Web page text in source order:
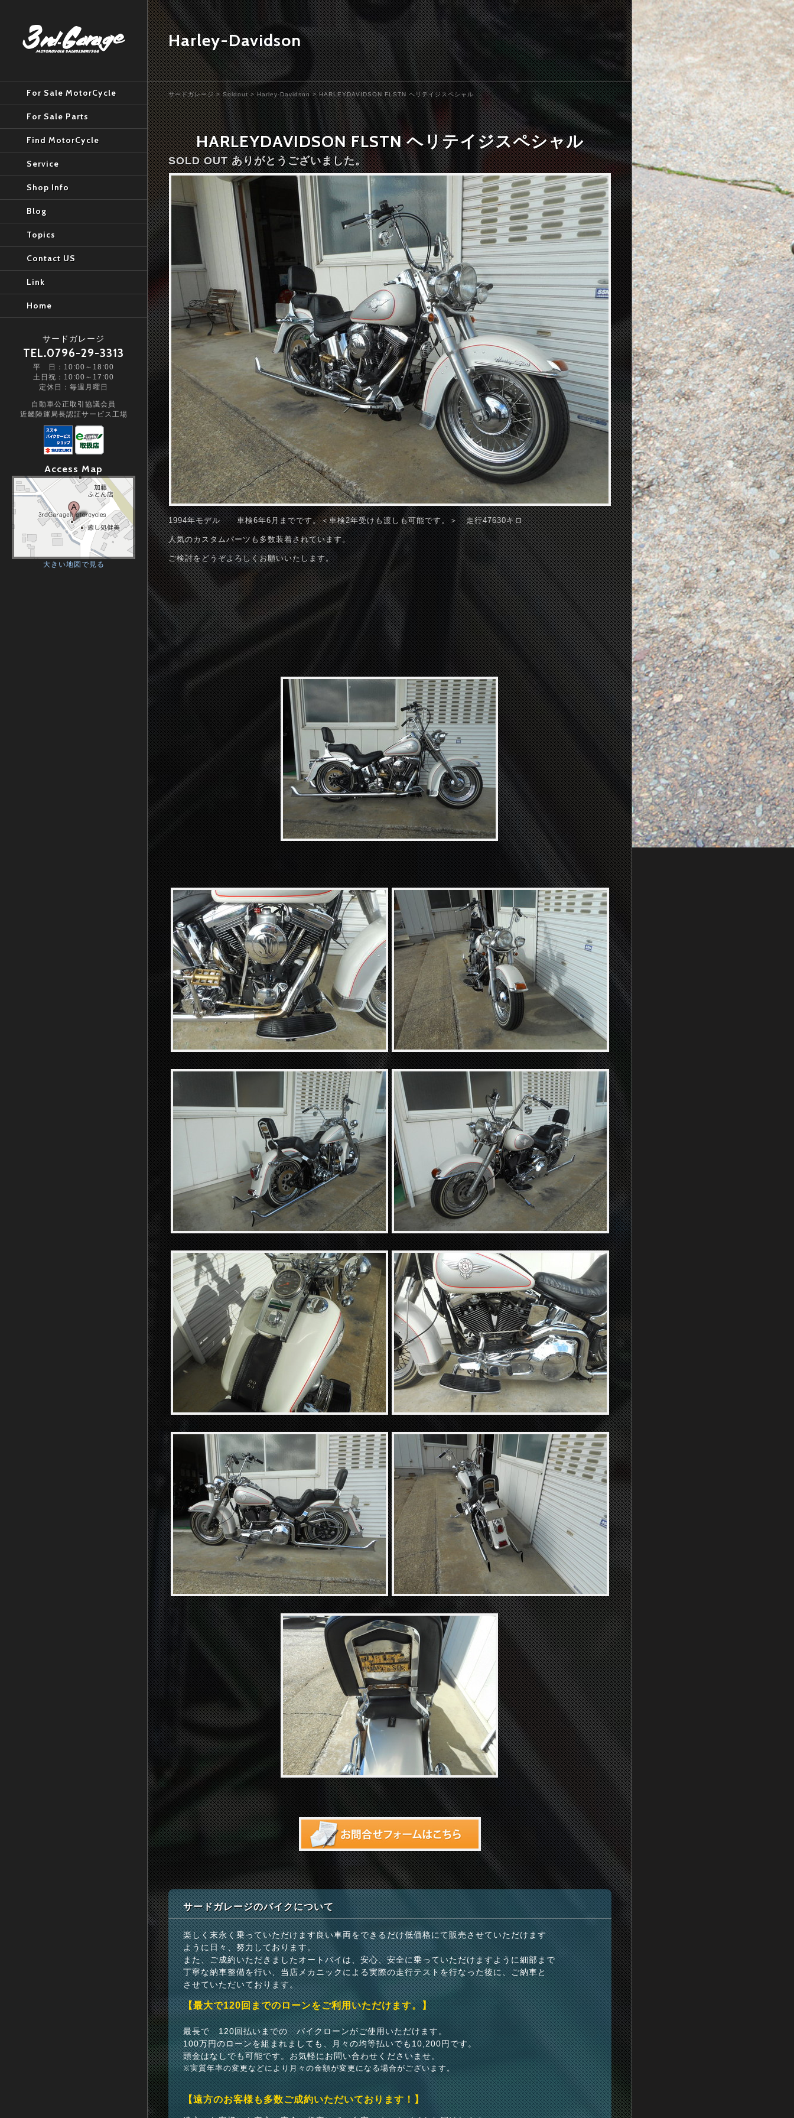
Harley-Davidson
サードガレージ>Soldout>Harley-Davidson> HARLEYDAVIDSON FLSTN ヘリテイジスペシャル
HARLEYDAVIDSON FLSTN ヘリテイジスペシャル
SOLD OUT ありがとうございました。
1994年モデル 車検6年6月までです。＜車検2年受けも渡しも可能です。＞ 走行47630キロ
人気のカスタムパーツも多数装着されています。
ご検討をどうぞよろしくお願いいたします。
サードガレージのバイクについて
楽しく末永く乗っていただけます良い車両をできるだけ低価格にて販売させていただけます
ように日々、努力しております。
また、ご成約いただきましたオートバイは、安心、安全に乗っていただけますように細部まで
丁寧な納車整備を行い、当店メカニックによる実際の走行テストを行なった後に、ご納車と
させていただいております。
【最大で120回までのローンをご利用いただけます。】
最長で 120回払いまでの バイクローンがご使用いただけます。
100万円のローンを組まれましても、月々の均等払いでも10,200円です。
頭金はなしでも可能です。お気軽にお問い合わせくださいませ。
※実質年率の変更などにより月々の金額が変更になる場合がございます。
【遠方のお客様も多数ご成約いただいております！】
For Sale MotorCycle
For Sale Parts
Find MotorCycle
Service
Shop Info
Blog
Topics
Contact US
Link
Home
サードガレージ
TEL.0796-29-3313
平 日：10:00～18:00
土日祝：10:00～17:00
定休日：毎週月曜日
自動車公正取引協議会員
近畿陸運局長認証サービス工場
Access Map
大きい地図で見る